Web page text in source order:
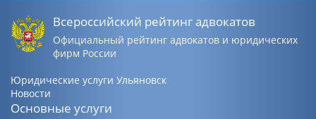
Всероссийский рейтинг адвокатов
Официальный рейтинг адвокатов и юридических
фирм России
Юридические услуги Ульяновск
Новости
Основные услуги